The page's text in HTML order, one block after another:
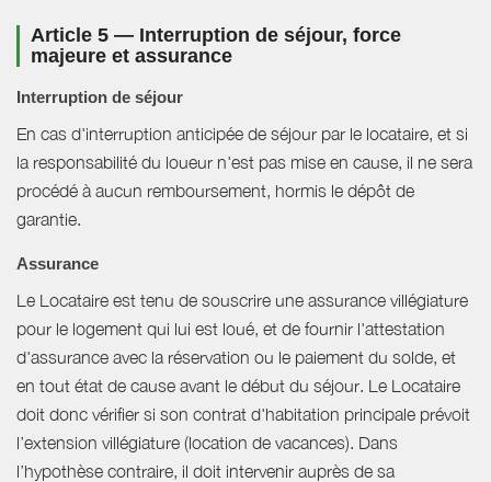
Article 5 — Interruption de séjour, force
majeure et assurance
Interruption de séjour
En cas d'interruption anticipée de séjour par le locataire, et si
la responsabilité du loueur n'est pas mise en cause, il ne sera
procédé à aucun remboursement, hormis le dépôt de
garantie.
Assurance
Le Locataire est tenu de souscrire une assurance villégiature
pour le logement qui lui est loué, et de fournir l'attestation
d'assurance avec la réservation ou le paiement du solde, et
en tout état de cause avant le début du séjour. Le Locataire
doit donc vérifier si son contrat d'habitation principale prévoit
l’extension villégiature (location de vacances). Dans
l’hypothèse contraire, il doit intervenir auprès de sa